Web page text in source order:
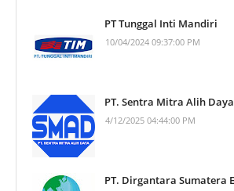
PT Tunggal Inti Mandiri
10/04/2024 09:37:00 PM
PT. Sentra Mitra Alih
4/12/2025 04:44:00 PM
PT. Dirgantara Sumatera